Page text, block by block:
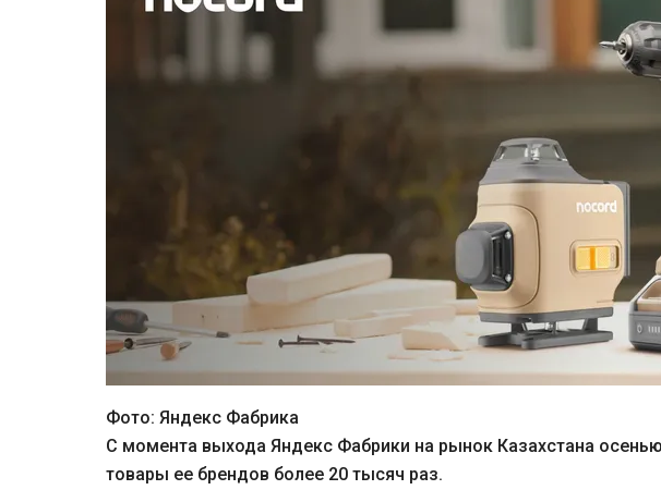
Фото: Яндекс Фабрика
С момента выхода Яндекс Фабрики на рынок Казахстана
товары ее брендов более 20 тысяч раз.